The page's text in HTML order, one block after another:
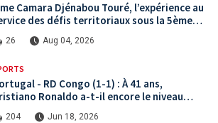
Camara Djénabou Touré, l’expérience au
des défis territoriaux sous la 5ème
26 Aug 04, 2026
- RD Congo (1-1) : À 41 ans,
Ronaldo a-t-il encore le niveau
?
204 Jun 18, 2026